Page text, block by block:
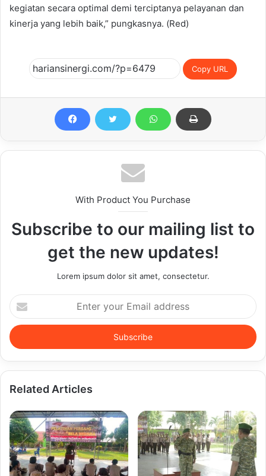
kegiatan secara optimal demi terciptanya pelayanan dan
kinerja yang lebih baik,” pungkasnya. (Red)
Copy URL
With Product You Purchase
Subscribe to our mailing list to
get the new updates!
Lorem ipsum dolor sit amet, consectetur.
Enter
your
Email
address
Related Articles